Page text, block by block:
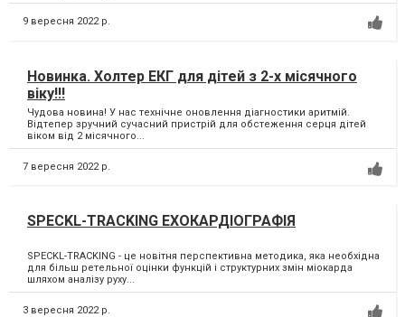
9 вересня 2022 р.
Новинка. Холтер ЕКГ для дітей з 2-х місячного
віку!!!
Чудова новина! У нас технічне оновлення діагностики аритмій.
Відтепер зручний сучасний пристрій для обстеження серця дітей
віком від 2 місячного...
7 вересня 2022 р.
SPECKL-TRACKING ЕХОКАРДІОГРАФІЯ
SPECKL-TRACKING - це новітня перспективна методика, яка необхідна
для більш ретельної оцінки функцій і структурних змін міокарда
шляхом аналізу руху...
3 вересня 2022 р.